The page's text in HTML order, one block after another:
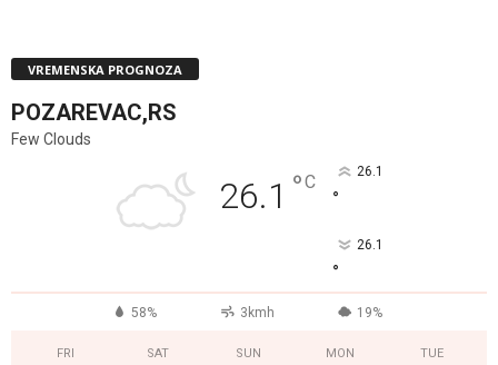
VREMENSKA PROGNOZA
POZAREVAC,RS
Few Clouds
26.1 °C 26.1
°
26.1
°
58% 3kmh 19%
FRI SAT SUN MON TUE